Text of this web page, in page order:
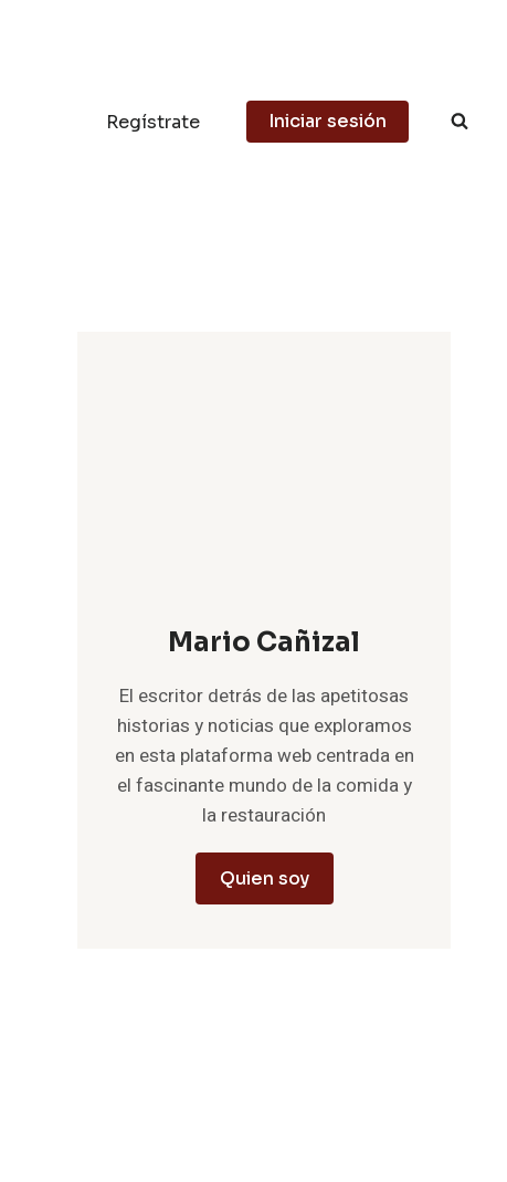
Regístrate Iniciar sesión
Mario Cañizal
El escritor detrás de las apetitosas
historias y noticias que exploramos
en esta plataforma web centrada en
el fascinante mundo de la comida y
la restauración
Quien soy